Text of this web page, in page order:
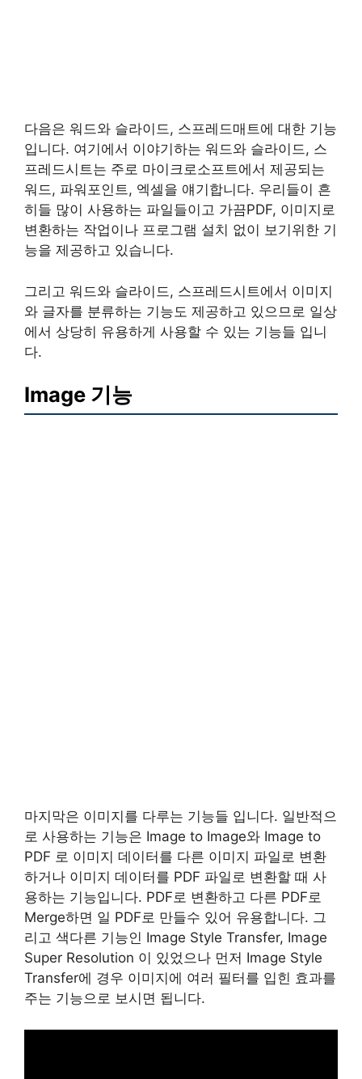
다음은 워드와 슬라이드, 스프레드매트에 대한 기능
입니다. 여기에서 이야기하는 워드와 슬라이드, 스
프레드시트는 주로 마이크로소프트에서 제공되는
워드, 파워포인트, 엑셀을 얘기합니다. 우리들이 흔
히들 많이 사용하는 파일들이고 가끔PDF, 이미지로
변환하는 작업이나 프로그램 설치 없이 보기위한 기
능을 제공하고 있습니다.
그리고 워드와 슬라이드, 스프레드시트에서 이미지
와 글자를 분류하는 기능도 제공하고 있으므로 일상
에서 상당히 유용하게 사용할 수 있는 기능들 입니
다.
Image 기능
마지막은 이미지를 다루는 기능들 입니다. 일반적으
로 사용하는 기능은 Image to Image와 Image to
PDF 로 이미지 데이터를 다른 이미지 파일로 변환
하거나 이미지 데이터를 PDF 파일로 변환할 때 사
용하는 기능입니다. PDF로 변환하고 다른 PDF로
Merge하면 일 PDF로 만들수 있어 유용합니다. 그
리고 색다른 기능인 Image Style Transfer, Image
Super Resolution 이 있었으나 먼저 Image Style
Transfer에 경우 이미지에 여러 필터를 입힌 효과를
주는 기능으로 보시면 됩니다.